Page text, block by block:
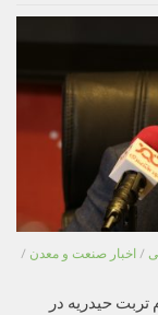
/ اخبار صنعت و معدن /
تربت حیدریه در